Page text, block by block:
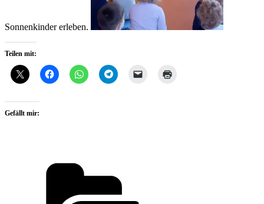
Sonnenkinder erleben.
Teilen mit:
Gefällt mir: